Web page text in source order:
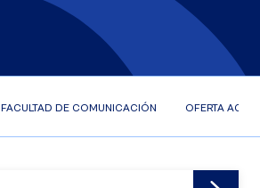
FACULTAD DE COMUNICACIÓN OFERTA